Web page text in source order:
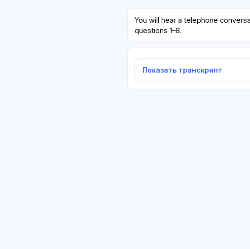
You will hear a telephone
questions 1–8.
Показать транскрипт